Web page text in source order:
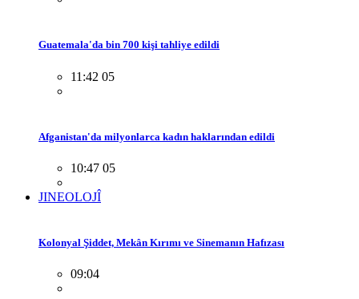
Guatemala'da bin 700 kişi tahliye edildi
11:42 05
Afganistan'da milyonlarca kadın haklarından edildi
10:47 05
JINEOLOJÎ
Kolonyal Şiddet, Mekân Kırımı ve Sinemanın Hafızası
09:04